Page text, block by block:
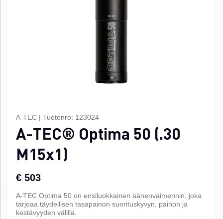
A-TEC | Tuotenro: 123024
A-TEC® Optima 50 (.30
M15x1)
€ 503
A-TEC Optima 50 on ensiluokkainen äänenvaimennin, joka
tarjoaa täydellisen tasapainon suorituskyvyn, painon ja
kestävyyden välillä.